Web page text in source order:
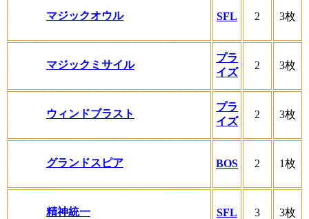
マジックオウル SFL 2 3枚
マジックミサイル
プラ
イズ
2 3枚
ウィンドブラスト
プラ
イズ
2 3枚
グランドスピア BOS 2 1枚
精神統一 SFL 3 3枚